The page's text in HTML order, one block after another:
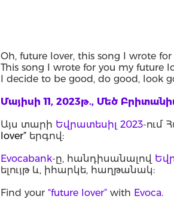
Oh, future lover, this song I wrote for
This song I wrote for you my future
I decide to be good, do good, look
Մայիսի 11, 2023թ., Մեծ
Այս տարի Եվրատեսիլ 2023-ում
lover” երգով:
Evocabank-ը, հանդիսանալով
ելույթ և, իհարկե, հաղթանակ:
Find your “future lover” with Evoca.